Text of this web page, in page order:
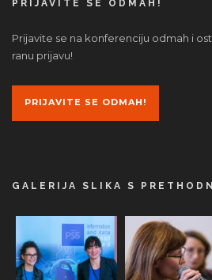
PRIJAVITE SE ODMAH!
Prijavite se na konferenciju odmah i
ranu prijavu!
PRIJAVITE SE ODMAH!
GALERIJA SLIKA S